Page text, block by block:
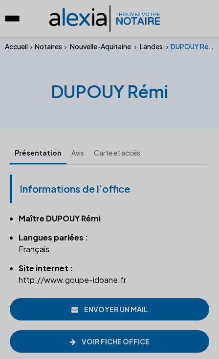
alexia TROUVEZ VOTRE
NOTAIRE
Accueil Notaires Nouvelle-Aquitaine Landes DUPOUY Rémi
DUPOUY Rémi
Présentation Avis Carte et accès
Informations de l’office
Maître DUPOUY Rémi
Langues parlées :
Français
Site internet :
http://www.goupe-idoane.fr
ENVOYER UN MAIL
VOIR FICHE OFFICE